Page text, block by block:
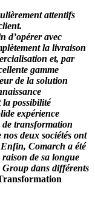
attentifs
d’opérer avec
la livraison
et, par
gamme
de la solution
la possibilité
expérience
de transformation
deux sociétés ont
Comarch a été
de sa longue
Group dans différents